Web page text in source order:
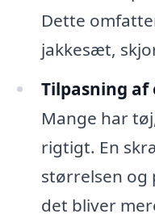
Dette
jakkesæt,
Tilpasning af
Mange har
rigtigt. En
størrelsen og
det bliver